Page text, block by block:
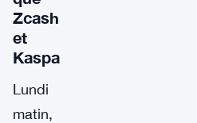
Zcash
et
Kaspa
Lundi
matin,